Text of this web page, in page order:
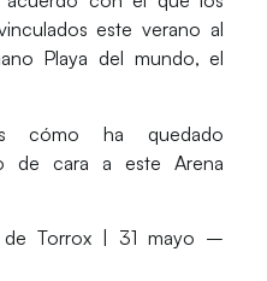
este verano al
Playa del mundo, el
cómo ha quedado
de cara a este Arena
de Torrox | 31 mayo –